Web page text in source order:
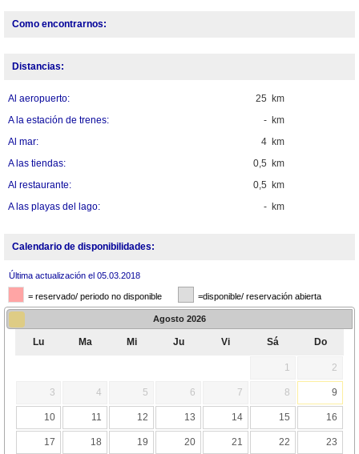
Como encontrarnos:
Distancias:
25 km
Al aeropuerto:
- km
A la estación de trenes:
4 km
Al mar:
0,5 km
A las tiendas:
0,5 km
Al restaurante:
- km
A las playas del lago:
Calendario de disponibilidades:
Última actualización el 05.03.2018
= reservado/ periodo no disponible =disponible/ reservación abierta
Agosto 2026
Lu Ma Mi Ju Vi Sá Do
1 2
3 4 5 6 7 8 9
10 11 12 13 14 15 16
17 18 19 20 21 22 23